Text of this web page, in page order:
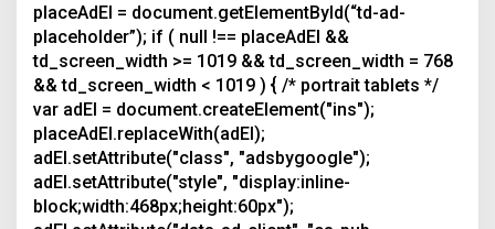
placeAdEl = document.getElementById(“td-ad-
placeholder”); if ( null !== placeAdEl &&
td_screen_width >= 1019 && td_screen_width = 768
&& td_screen_width < 1019 ) { /* portrait tablets */
var adEl = document.createElement("ins");
placeAdEl.replaceWith(adEl);
adEl.setAttribute("class", "adsbygoogle");
adEl.setAttribute("style", "display:inline-
block;width:468px;height:60px");